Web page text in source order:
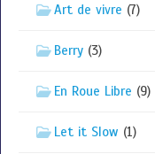
Art de vivre (7)
Berry (3)
En Roue Libre (9)
Let it Slow (1)